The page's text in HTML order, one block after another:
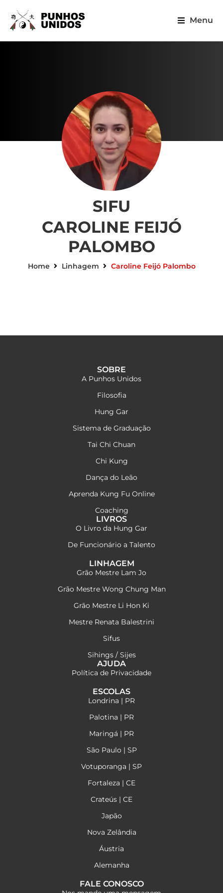
Menu
SIFU
CAROLINE FEIJÓ
PALOMBO
Home Linhagem Caroline Feijó Palombo
SOBRE
A Punhos Unidos
Filosofia
Hung Gar
Sistema de Graduação
Tai Chi Chuan
Chi Kung
Dança do Leão
Aprenda Kung Fu Online
Coaching
LIVROS
O Livro da Hung Gar
De Funcionário a Talento
LINHAGEM
Grão Mestre Lam Jo
Grão Mestre Wong Chung Man
Grão Mestre Li Hon Ki
Mestre Renata Balestrini
Sifus
Sihings / Sijes
AJUDA
Política de Privacidade
ESCOLAS
Londrina | PR
Palotina | PR
Maringá | PR
São Paulo | SP
Votuporanga | SP
Fortaleza | CE
Crateús | CE
Japão
Nova Zelândia
Áustria
Alemanha
FALE CONOSCO